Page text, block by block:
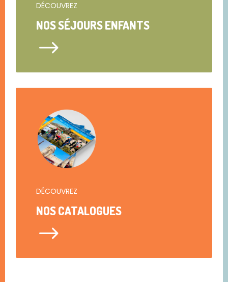
DÉCOUVREZ
NOS SÉJOURS ENFANTS
$
DÉCOUVREZ
NOS CATALOGUES
$